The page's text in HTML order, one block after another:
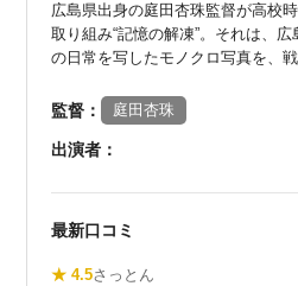
広島県出身の庭田杏珠監督が高校
取り組み“記憶の解凍”。それは、
の日常を写したモノクロ写真を、
監督： 庭田杏珠
出演者：
最新口コミ
★ 4.5さっとん